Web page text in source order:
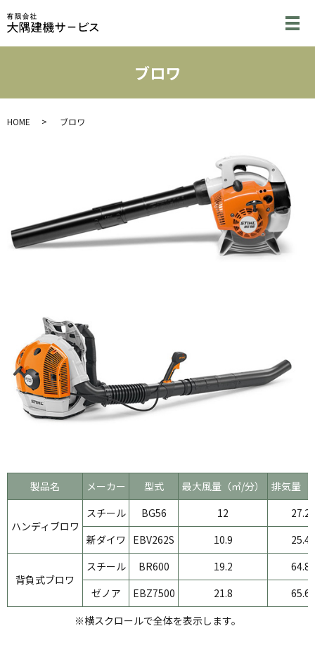
メ
ブロワ
HOME ブロワ
製品名 メーカー 型式 最大風量（㎥/分） 排気量（
ハンディブロワ
スチール BG56 12
27.2
新ダイワ EBV262S 10.9 25.4
背負式ブロワ
スチール BR600 19.2
64.8
ゼノア
EBZ7500 21.8
65.6
※横スクロールで全体を表示します。